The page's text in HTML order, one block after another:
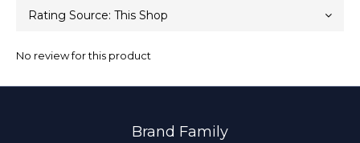
No review for this product
Brand Family